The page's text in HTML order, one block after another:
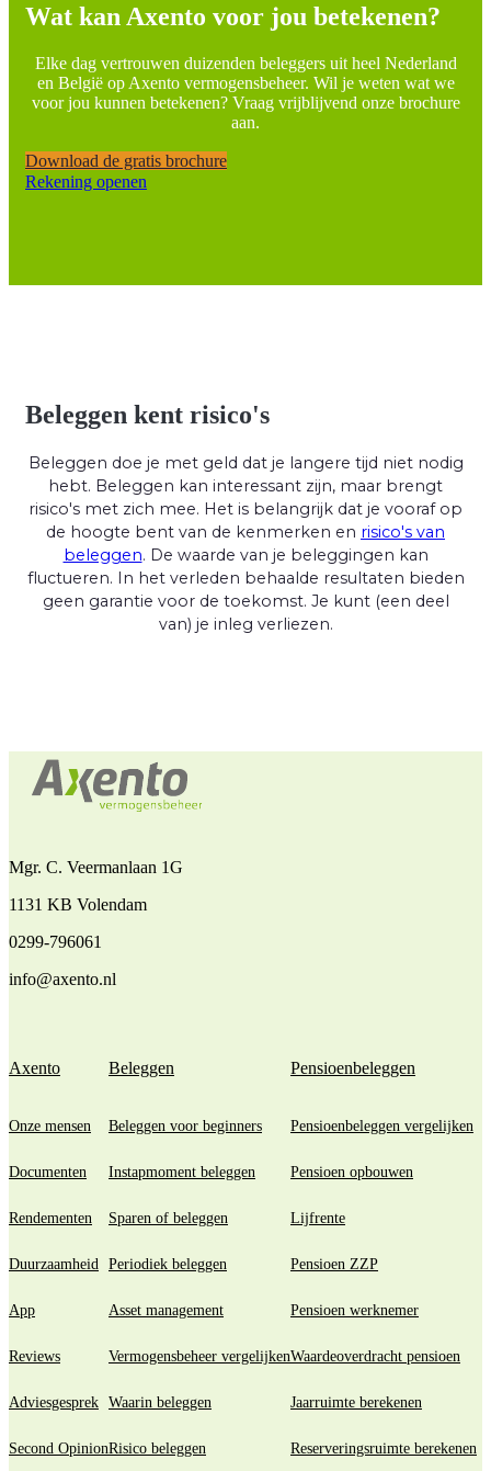
Wat kan Axento voor jou betekenen?
Elke dag vertrouwen duizenden beleggers uit heel Nederland
en België op Axento vermogensbeheer. Wil je weten wat we
voor jou kunnen betekenen? Vraag vrijblijvend onze brochure
aan.
Download de gratis brochure
Rekening openen
Beleggen kent risico's
Beleggen doe je met geld dat je langere tijd niet nodig
hebt. Beleggen kan interessant zijn, maar brengt
risico's met zich mee. Het is belangrijk dat je vooraf op
de hoogte bent van de kenmerken en risico's van
beleggen. De waarde van je beleggingen kan
fluctueren. In het verleden behaalde resultaten bieden
geen garantie voor de toekomst. Je kunt (een deel
van) je inleg verliezen.
Mgr. C. Veermanlaan 1G
1131 KB Volendam
0299-796061
info@axento.nl
Axento
Onze mensen
Documenten
Rendementen
Duurzaamheid
App
Reviews
Adviesgesprek
Second Opinion
Beleggen
Beleggen voor beginners
Instapmoment beleggen
Sparen of beleggen
Periodiek beleggen
Asset management
Vermogensbeheer vergelijken
Waarin beleggen
Risico beleggen
Pensioenbeleggen
Pensioenbeleggen vergelijken
Pensioen opbouwen
Lijfrente
Pensioen ZZP
Pensioen werknemer
Waardeoverdracht pensioen
Jaarruimte berekenen
Reserveringsruimte berekenen